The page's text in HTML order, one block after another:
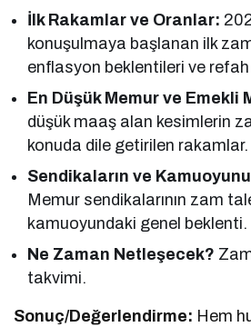
İlk Rakamlar ve Oranlar:
konuşulmaya başlanan ilk
enflasyon beklentileri ve refah
En Düşük Memur ve Emekli
düşük maaş alan kesimlerin
konuda dile getirilen rakamlar.
Sendikaların ve
Memur sendikalarının zam
kamuoyundaki genel beklenti.
Ne Zaman Netleşecek?
takvimi.
Sonuç/Değerlendirme: Hem